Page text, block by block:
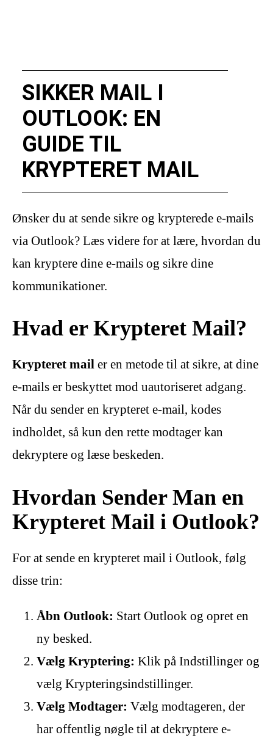
SIKKER MAIL I
OUTLOOK: EN
GUIDE TIL
KRYPTERET MAIL
Ønsker du at sende sikre og krypterede e-mails
via Outlook? Læs videre for at lære, hvordan du
kan kryptere dine e-mails og sikre dine
kommunikationer.
Hvad er Krypteret Mail?
Krypteret mail er en metode til at sikre, at dine
e-mails er beskyttet mod uautoriseret adgang.
Når du sender en krypteret e-mail, kodes
indholdet, så kun den rette modtager kan
dekryptere og læse beskeden.
Hvordan Sender Man en
Krypteret Mail i Outlook?
For at sende en krypteret mail i Outlook, følg
disse trin:
Åbn Outlook: Start Outlook og opret en
ny besked.
Vælg Kryptering: Klik på Indstillinger og
vælg Krypteringsindstillinger.
Vælg Modtager: Vælg modtageren, der
har offentlig nøgle til at dekryptere e-